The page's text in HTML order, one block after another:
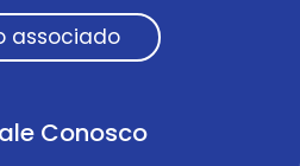
associado
Conosco